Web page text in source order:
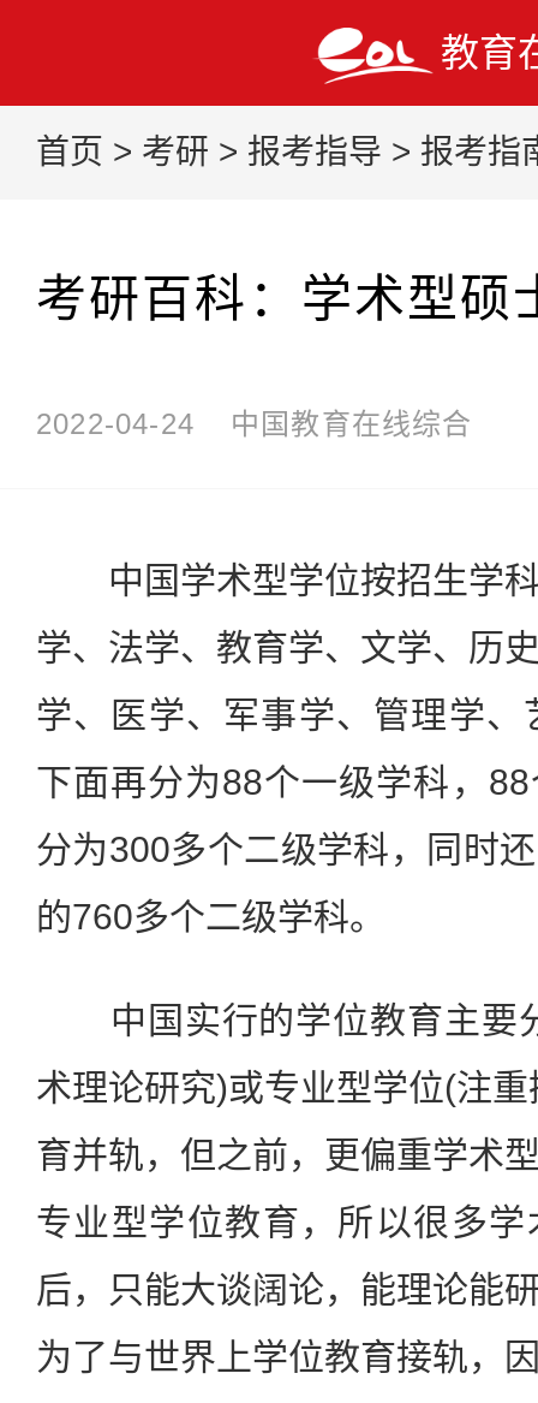
教育
首页 > 考研 > 报考指导 > 报考指
考研百科：学术型硕
2022-04-24 中国教育在线综合
中国学术型学位按招生学
学、法学、教育学、文学、历
学、医学、军事学、管理学
下面再分为88个一级学科，
分为300多个二级学科，同时
的760多个二级学科。
中国实行的学位教育主要
术理论研究)或专业型学位(注
育并轨，但之前，更偏重学术
专业型学位教育，所以很多
后，只能大谈阔论，能理论能
为了与世界上学位教育接轨，